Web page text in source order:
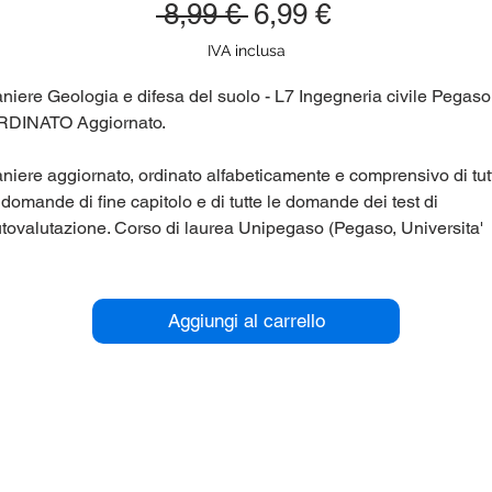
8,99 € Prezzo
regolare
6,99 €Prezzo
IVA inclusa
Geologia e difesa del suolo - L7 Ingegneria civile
Aggiornato.
aggiornato, ordinato alfabeticamente e comprensivo di
di fine capitolo e di tutte le domande dei test di
Corso di laurea Unipegaso (Pegaso, Universita'
maggiori informazioni contattaci qui sul sito (chat in basso a
oppure su Telegram nel gruppo panieri_unipegaso.
Aggiungi al carrello